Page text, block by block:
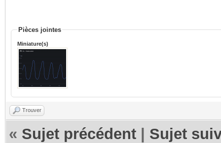
Pièces jointes
Miniature(s)
Trouver
« Sujet précédent Sujet